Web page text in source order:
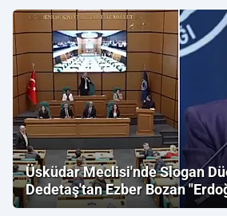
Üsküdar Meclisi'nde Slogan
Dedetaş'tan Ezber Bozan
"İmamoğlu" Çıkışı!